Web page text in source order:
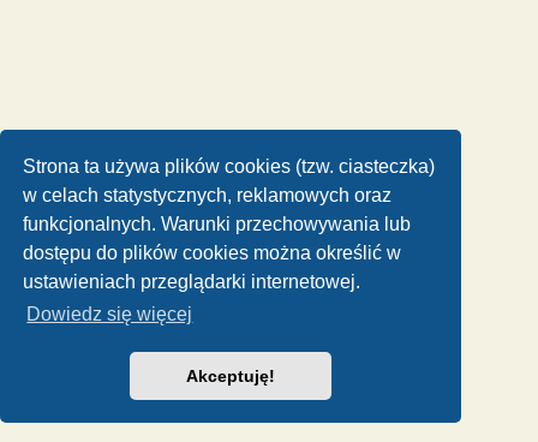
Strona ta używa plików cookies (tzw. ciasteczka)
w celach statystycznych, reklamowych oraz
funkcjonalnych. Warunki przechowywania lub
dostępu do plików cookies można określić w
ustawieniach przeglądarki internetowej.
Dowiedz się więcej
Akceptuję!